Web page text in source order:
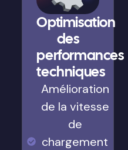
Optimisation
des
performances
techniques
Amélioration
de la vitesse
de
chargement